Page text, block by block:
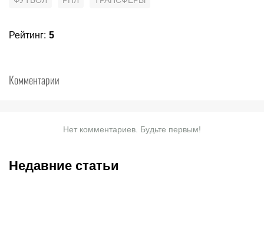
Рейтинг: 5
Комментарии
Нет комментариев. Будьте первым!
Недавние статьи